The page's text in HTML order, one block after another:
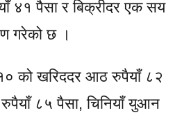
४१ पैसा र बिक्रीदर एक सय
गरेको छ ।
को खरिददर आठ रुपैयाँ ८२
८५ पैसा, चिनियाँ युआन